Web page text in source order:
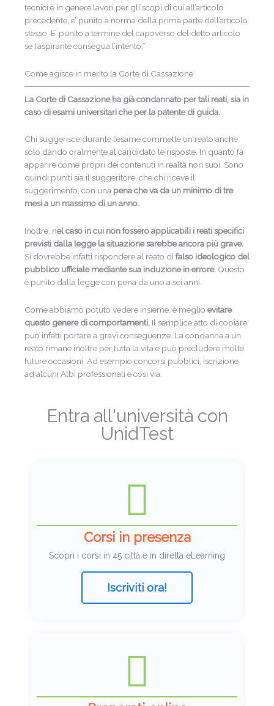
tecnici,e in genere lavori per gli scopi di cui all’articolo
precedente, e’ punito a norma della prima parte dell’articolo
stesso. E’ punito a termine del capoverso del detto articolo
se l’aspirante consegua l’intento.”
Come agisce in merito la Corte di Cassazione
La Corte di Cassazione ha già condannato per tali reati, sia in
caso di esami universitari che per la patente di guida.
Chi suggerisce durante l’esame commette un reato anche
solo dando oralmente al candidato le risposte. In quanto fa
apparire come propri dei contenuti in realtà non suoi. Sono
quindi puniti sia il suggeritore, che chi riceve il
suggerimento, con una pena che va da un minimo di tre
mesi a un massimo di un anno.
Inoltre, nel caso in cui non fossero applicabili i reati specifici
previsti dalla legge la situazione sarebbe ancora più grave.
Si dovrebbe infatti rispondere al reato di falso ideologico del
pubblico ufficiale mediante sua induzione in errore. Questo
è punito dalla legge con pena da uno a sei anni.
Come abbiamo potuto vedere insieme, è meglio evitare
questo genere di comportamenti. Il semplice atto di copiare
può infatti portare a gravi conseguenze. La condanna a un
reato rimane inoltre per tutta la vita e può precludere molte
future occasioni. Ad esempio concorsi pubblici, iscrizione
ad alcuni Albi professionali e così via.
Entra all'università con
UnidTest
Corsi in presenza
Scopri i corsi in 45 città e in diretta eLearning
Iscriviti ora!